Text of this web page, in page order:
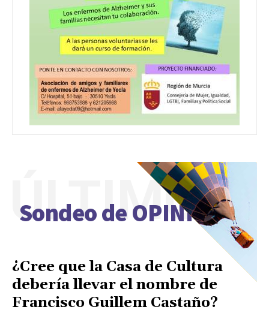
Sondeo de OPINIÓN
ÚLTIMO
¿Cree que la Casa de Cultura
debería llevar el nombre de
Francisco Guillem Castaño?